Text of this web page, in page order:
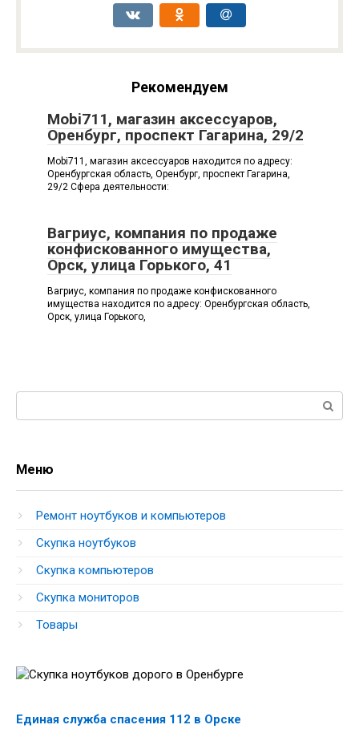
Рекомендуем
Mobi711, магазин аксессуаров,
Оренбург, проспект Гагарина, 29/2
Mobi711, магазин аксессуаров находится по адресу:
Оренбургская область, Оренбург, проспект Гагарина,
29/2 Сфера деятельности:
Вагриус, компания по продаже
конфискованного имущества,
Орск, улица Горького, 41
Вагриус, компания по продаже конфискованного
имущества находится по адресу: Оренбургская область,
Орск, улица Горького,
Поиск:
Меню
Ремонт ноутбуков и компьютеров
Скупка ноутбуков
Скупка компьютеров
Скупка мониторов
Товары
Единая служба спасения 112 в Орске